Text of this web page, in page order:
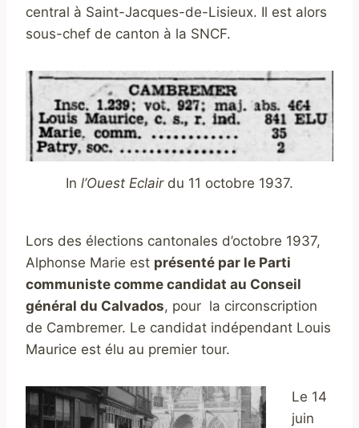
central à Saint-Jacques-de-Lisieux. Il est alors
sous-chef de canton à la SNCF.
In l’Ouest Eclairdu 11 octobre 1937.
Lors des élections cantonales d’octobre 1937,
Alphonse Marie est présenté par le Parti
communiste comme candidat au Conseil
général du Calvados, pour la circonscription
de Cambremer. Le candidat indépendant Louis
Maurice est élu au premier tour.
Le 14
juin